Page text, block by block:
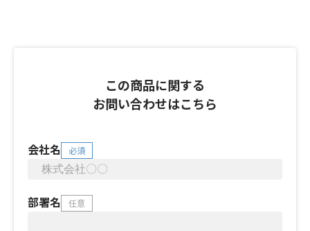
この商品に関する
お問い合わせはこちら
会社名 必須
部署名 任意